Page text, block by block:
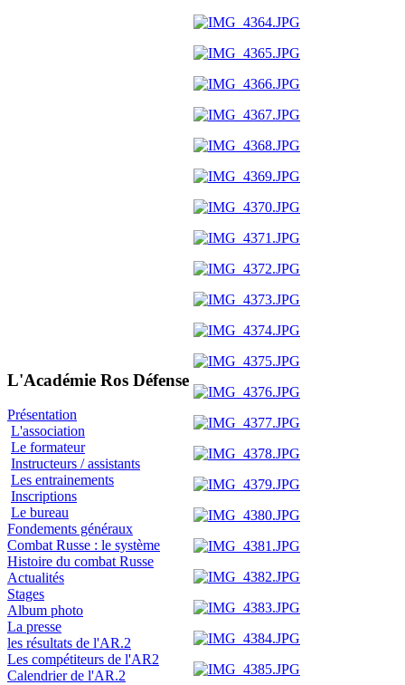
L'Académie Ros Défense
Présentation
L'association
Le formateur
Instructeurs / assistants
Les entrainements
Inscriptions
Le bureau
Fondements généraux
Combat Russe : le système
Histoire du combat Russe
Actualités
Stages
Album photo
La presse
les résultats de l'AR.2
Les compétiteurs de l'AR2
Calendrier de l'AR.2